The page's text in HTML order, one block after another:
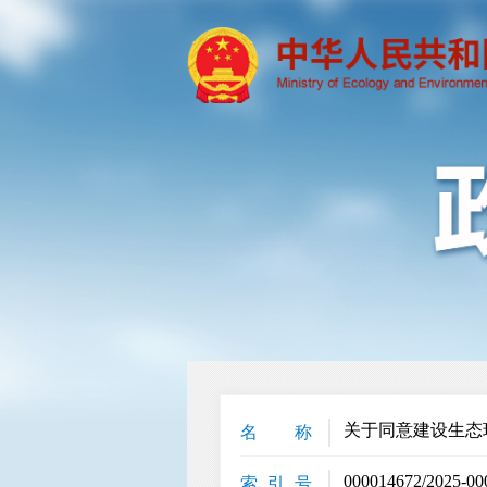
名 称 关于同意建设生
索 引 号 000014672/2025-